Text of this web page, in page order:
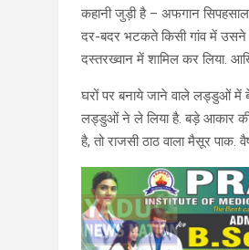
कहानी जुड़ी है – अफगान
दर-बदर भटकते किसी गांव में उसने
दस्तरख्वान में शामिल कर लिया.
घरों पर बनाये जाने वाले लड्डुओं
लड्डुओं ने ले लिया है. बड़े आकार की
है, तो राजसी ठाठ वाला मैसूर